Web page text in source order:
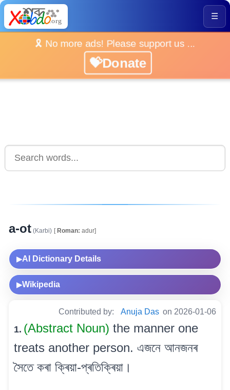
☰
🎗️ No more ads! Please support us ...
💝Donate
a-ot (Karbi) [Roman: adur]
▶AI Dictionary Details
▶Wikipedia
Contributed by: Anuja Das on 2026-01-06
1. (Abstract Noun) the manner one
treats another person. এজনে আনজনৰ
সৈতে কৰা ক্ৰিয়া-প্ৰতিক্ৰিয়া।